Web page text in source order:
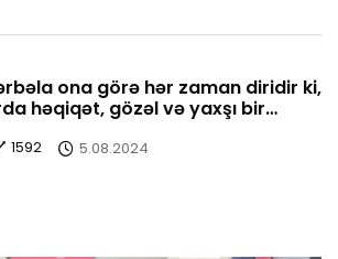
ona görə hər zaman diridir ki,
həqiqət, gözəl və yaxşı bir
1592 5.08.2024